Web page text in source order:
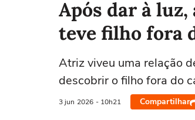
Após dar à
teve filho fora
Atriz viveu uma relação
descobrir o filho fora do
3 jun 2026 - 10h21 Compartilhar